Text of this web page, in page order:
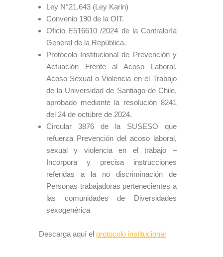
Ley N°21.643 (Ley Karin)
Convenio 190 de la OIT.
Oficio E516610 /2024 de la Contraloría
General de la República.
Protocolo Institucional de Prevención y
Actuación Frente al Acoso Laboral,
Acoso Sexual o Violencia en el Trabajo
de la Universidad de Santiago de Chile,
aprobado mediante la resolución 8241
del 24 de octubre de 2024.
Circular 3876 de la SUSESO que
refuerza Prevención del acoso laboral,
sexual y violencia en el trabajo –
Incorpora y precisa instrucciones
referidas a la no discriminación de
Personas trabajadoras pertenecientes a
las comunidades de Diversidades
sexogenérica
Descarga aquí el protocolo institucional